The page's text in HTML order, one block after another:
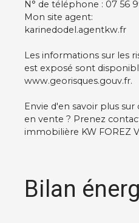
N° de téléphone : 07 56
Mon site agent:
karinedodel.agentkw.fr
Les informations sur les
est exposé sont
www.georisques.gouv.fr.
Envie d'en savoir plus
en vente ? Prenez
immobilière KW FOREZ
Bilan